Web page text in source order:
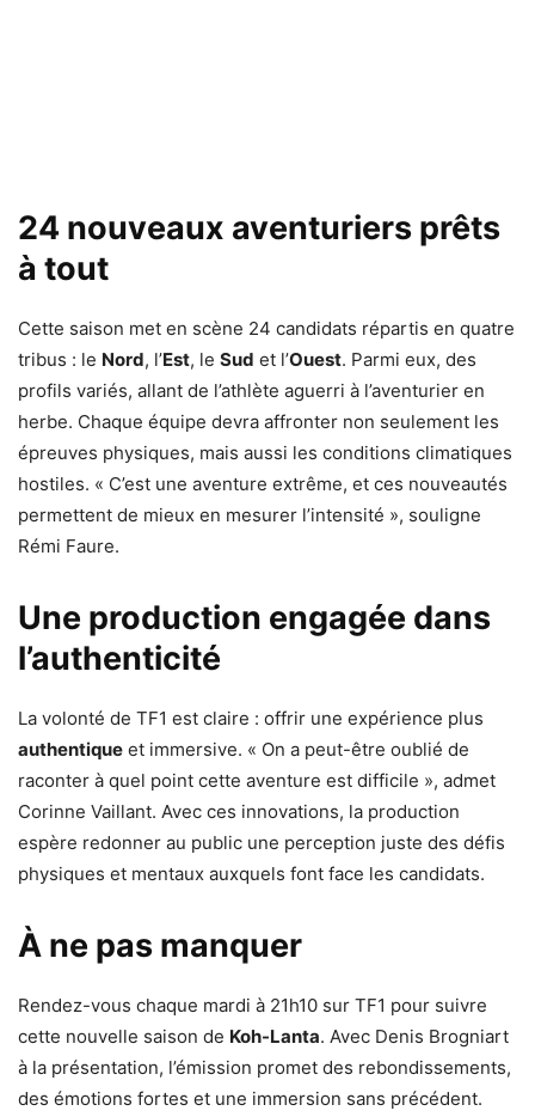
24 nouveaux aventuriers prêts
à tout
Cette saison met en scène 24 candidats répartis en quatre
tribus : le Nord, l’Est, le Sud et l’Ouest. Parmi eux, des
profils variés, allant de l’athlète aguerri à l’aventurier en
herbe. Chaque équipe devra affronter non seulement les
épreuves physiques, mais aussi les conditions climatiques
hostiles. « C’est une aventure extrême, et ces nouveautés
permettent de mieux en mesurer l’intensité », souligne
Rémi Faure.
Une production engagée dans
l’authenticité
La volonté de TF1 est claire : offrir une expérience plus
authentique et immersive. « On a peut-être oublié de
raconter à quel point cette aventure est difficile », admet
Corinne Vaillant. Avec ces innovations, la production
espère redonner au public une perception juste des défis
physiques et mentaux auxquels font face les candidats.
À ne pas manquer
Rendez-vous chaque mardi à 21h10 sur TF1 pour suivre
cette nouvelle saison de Koh-Lanta. Avec Denis Brogniart
à la présentation, l’émission promet des rebondissements,
des émotions fortes et une immersion sans précédent.